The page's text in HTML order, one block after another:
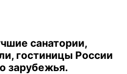
санатории,
гостиницы России
зарубежья.